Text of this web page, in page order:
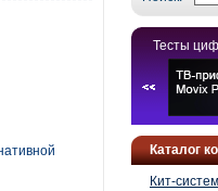
Тесты
Каталог
Кит-